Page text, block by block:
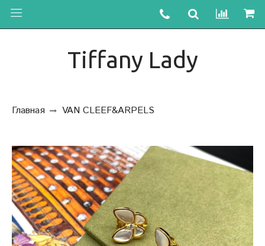
Tiffany Lady
Главная VAN CLEEF&ARPELS